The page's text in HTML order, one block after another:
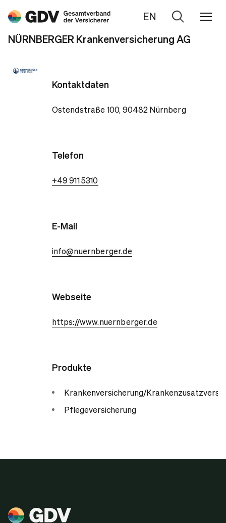
EN
Zur
Suche
NÜRNBERGER Krankenversicherung AG
Kontaktdaten
Ostendstraße 100, 90482 Nürnberg
Telefon
+49 911 5310
E-Mail
info@nuernberger.de
Webseite
https://www.nuernberger.de
Produkte
Krankenversicherung/
Pflegeversicherung